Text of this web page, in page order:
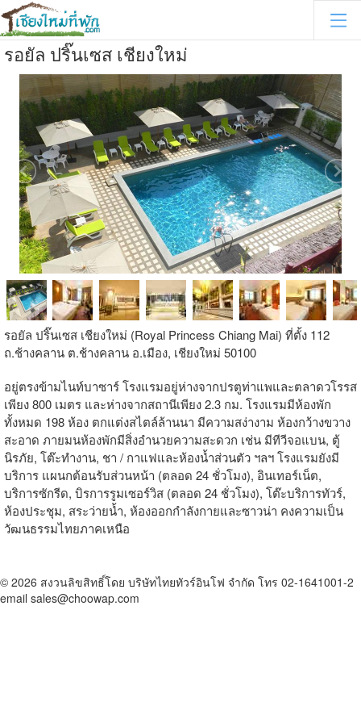
รอยัล ปริ๊นเซส เชียงใหม่
รอยัล ปริ๊นเซส เชียงใหม่ (Royal Princess Chiang Mai) ที่ตั้ง 112
ถ.ช้างคลาน ต.ช้างคลาน อ.เมือง, เชียงใหม่ 50100
อยู่ตรงข้ามไนท์บาซาร์ โรงแรมอยู่ห่างจากปรตูท่าแพและตลาดวโรรส
เพียง 800 เมตร และห่างจากสถานีเพียง 2.3 กม. โรงแรมมีห้องพัก
ทั้งหมด 198 ห้อง ตกแต่งสไตล์ล้านนา มีความสง่างาม ห้องกว้างขวาง
สะอาด ภายมนห้องพักมีสิ่งอำนวยความสะดวก เช่น มีทีวีจอแบน, ตู้
นิรภัย, โต๊ะทำงาน, ชา / กาแฟและห้องน้ำส่วนตัว ฯลฯ โรงแรมยังมี
บริการ แผนกต้อนรับส่วนหน้า (ตลอด 24 ชั่วโมง), อินเทอร์เน็ต,
บริการซักรีด, บิรการรูมเซอร์วิส (ตลอด 24 ชั่วโมง), โต๊ะบริการทัวร์,
ห้องประชุม, สระว่ายน้ำ, ห้องออกกำลังกายและซาวน่า คงความเป็น
วัฒนธรรมไทยภาคเหนือ
© 2026 สงวนลิขสิทธิ์โดย บริษัทไทยทัวร์อินโฟ จำกัด โทร 02-1641001-2
email sales@choowap.com